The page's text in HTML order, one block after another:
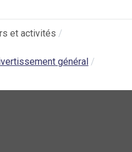
et activités
général